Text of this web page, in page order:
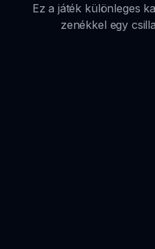
Ez a játék különleges
zenékkel egy